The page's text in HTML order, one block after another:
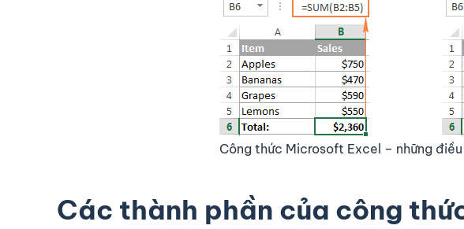
Công thức Microsoft Excel – những
Các thành phần của công